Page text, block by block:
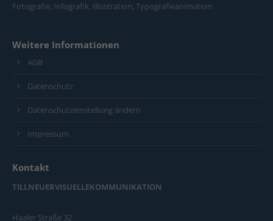
Fotografie, Infografik, Illustration, Typografieanimation.
Weitere Informationen
AGB
Datenschutz
Datenschutzeinstellung ändern
Impressum
Kontakt
TILLNEUERVISUELLEKOMMUNIKATION
Haaler Straße 32